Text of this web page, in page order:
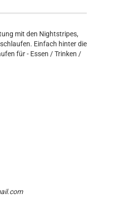
mit den Nightstripes,
Einfach hinter die
für - Essen / Trinken /